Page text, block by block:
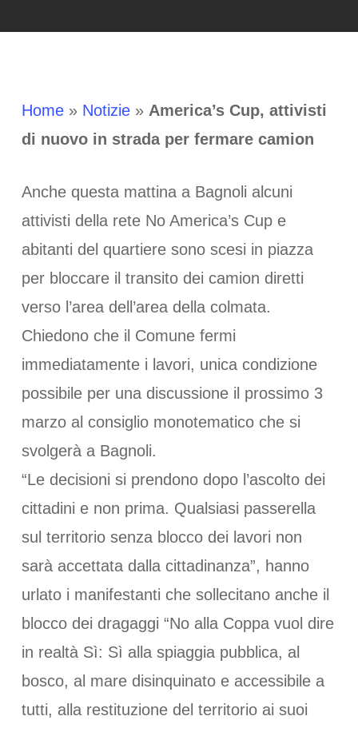
Home» Notizie» America’s Cup, attivisti
di nuovo in strada per fermare camion
Anche questa mattina a Bagnoli alcuni
attivisti della rete No America’s Cup e
abitanti del quartiere sono scesi in piazza
per bloccare il transito dei camion diretti
verso l’area dell’area della colmata.
Chiedono che il Comune fermi
immediatamente i lavori, unica condizione
possibile per una discussione il prossimo 3
marzo al consiglio monotematico che si
svolgerà a Bagnoli.
“Le decisioni si prendono dopo l’ascolto dei
cittadini e non prima. Qualsiasi passerella
sul territorio senza blocco dei lavori non
sarà accettata dalla cittadinanza”, hanno
urlato i manifestanti che sollecitano anche il
blocco dei dragaggi “No alla Coppa vuol dire
in realtà Sì: Sì alla spiaggia pubblica, al
bosco, al mare disinquinato e accessibile a
tutti, alla restituzione del territorio ai suoi